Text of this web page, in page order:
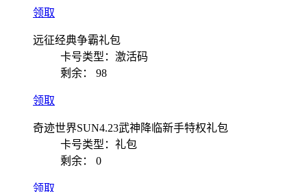
领取
远征经典争霸礼包
卡号类型：激活码
剩余：
98
领取
奇迹世界SUN4.23武神降临新手特权礼包
卡号类型：礼包
剩余：
0
领取